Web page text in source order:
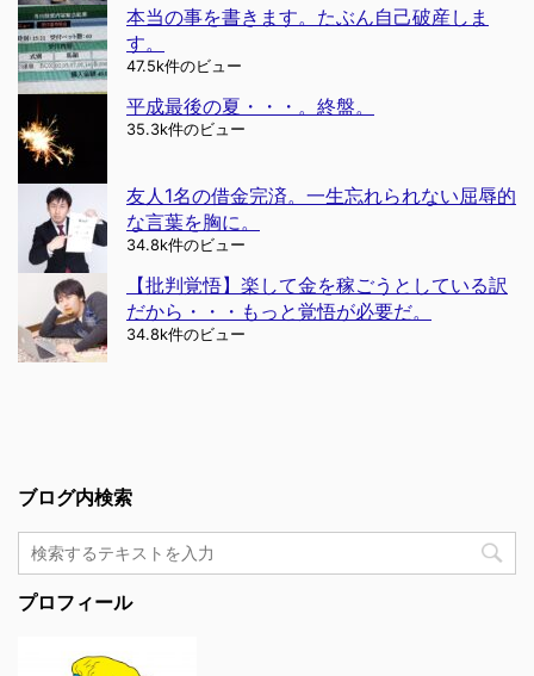
本当の事を書きます。たぶん自己破産しま
す。
47.5k件のビュー
平成最後の夏・・・。終盤。
35.3k件のビュー
友人1名の借金完済。一生忘れられない屈辱的
な言葉を胸に。
34.8k件のビュー
【批判覚悟】楽して金を稼ごうとしている訳
だから・・・もっと覚悟が必要だ。
34.8k件のビュー
ブログ内検索
プロフィール